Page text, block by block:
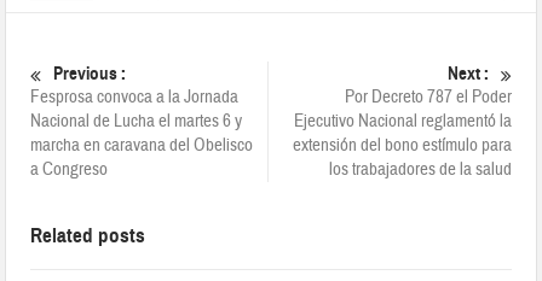
Previous :
Fesprosa convoca a la Jornada
Nacional de Lucha el martes 6 y
marcha en caravana del Obelisco
a Congreso
Next :
Por Decreto 787 el Poder
Ejecutivo Nacional reglamentó la
extensión del bono estímulo para
los trabajadores de la salud
Related posts